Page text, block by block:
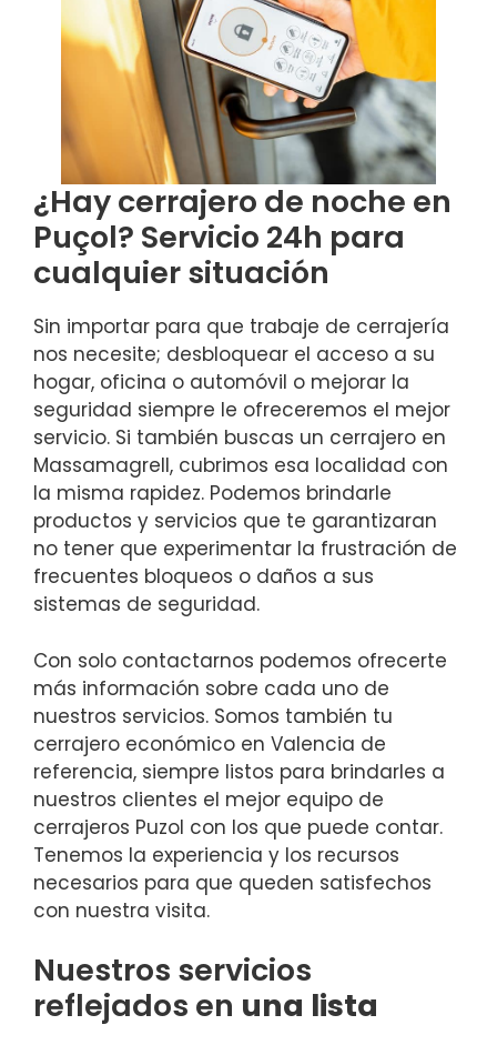
¿Hay cerrajero de noche en
Puçol? Servicio 24h para
cualquier situación
Sin importar para que trabaje de cerrajería
nos necesite; desbloquear el acceso a su
hogar, oficina o automóvil o mejorar la
seguridad siempre le ofreceremos el mejor
servicio. Si también buscas un cerrajero en
Massamagrell, cubrimos esa localidad con
la misma rapidez. Podemos brindarle
productos y servicios que te garantizaran
no tener que experimentar la frustración de
frecuentes bloqueos o daños a sus
sistemas de seguridad.
Con solo contactarnos podemos ofrecerte
más información sobre cada uno de
nuestros servicios. Somos también tu
cerrajero económico en Valencia de
referencia, siempre listos para brindarles a
nuestros clientes el mejor equipo de
cerrajeros Puzol con los que puede contar.
Tenemos la experiencia y los recursos
necesarios para que queden satisfechos
con nuestra visita.
Nuestros servicios
reflejados en una lista